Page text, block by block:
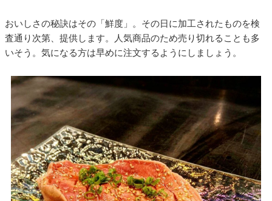
おいしさの秘訣はその「鮮度」。その日に加工されたものを検
査通り次第、提供します。人気商品のため売り切れることも多
いそう。気になる方は早めに注文するようにしましょう。